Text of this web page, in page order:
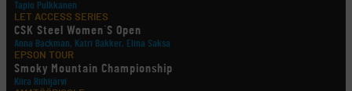
Tapio Pulkkanen
LET ACCESS SERIES
CSK Steel Women´S Open
Anna Backman, Katri Bakker, Elina Saksa
EPSON TOUR
Smoky Mountain Championship
Kiira Riihijärvi